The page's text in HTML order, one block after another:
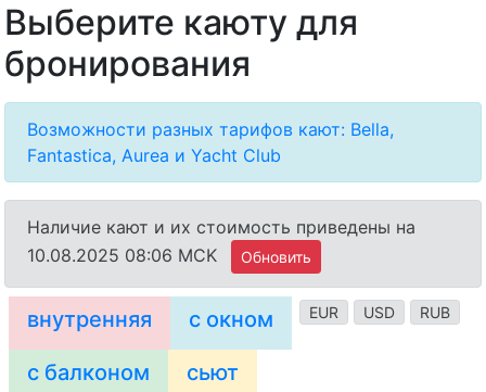
Выберите каюту для
бронирования
Возможности разных тарифов кают: Bella,
Fantastica, Aurea и Yacht Club
Наличие кают и их стоимость приведены на
10.08.2025 08:06 MCK
Обновить
EUR USD RUB
внутренняя с окном
с балконом сьют